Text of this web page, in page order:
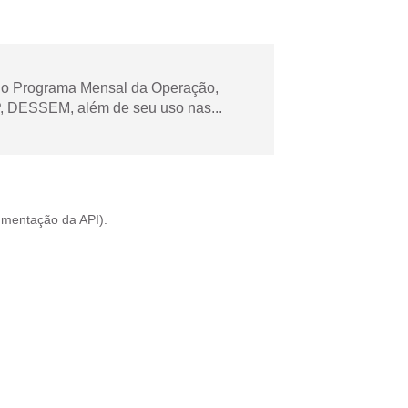
Programa Mensal da Operação,
além de seu uso nas...
da API ).